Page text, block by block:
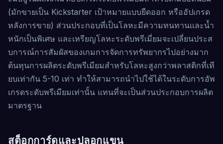
(มักขายเป็น Kickstarter เป้าหมายแบบยืดออก หรืออัปเกรด
หลังการขาย) ส่วนประกอบที่เป็นโลหะมีความทนทานและน้ำ
หนักเป็นพิเศษ และเหรียญโลหะระดับพรีเมี่ยมจะเปลี่ยนประส
บการณ์การสัมผัสของเกมการจัดการทรัพยากรไปอย่างมาก
ต้นทุนการผลิตระดับพรีเมียมสำหรับโลหะสูงกว่าพลาสติกที่เที
ยบเท่ากัน 5-10 เท่า ทำให้สามารถนำไปใช้ได้ในระดับการอัพ
เกรดระดับพรีเมียมเท่านั้น แทนที่จะเป็นส่วนประกอบการผลิต
มาตรฐาน
สต็อกการ์ดและปลอกแขน